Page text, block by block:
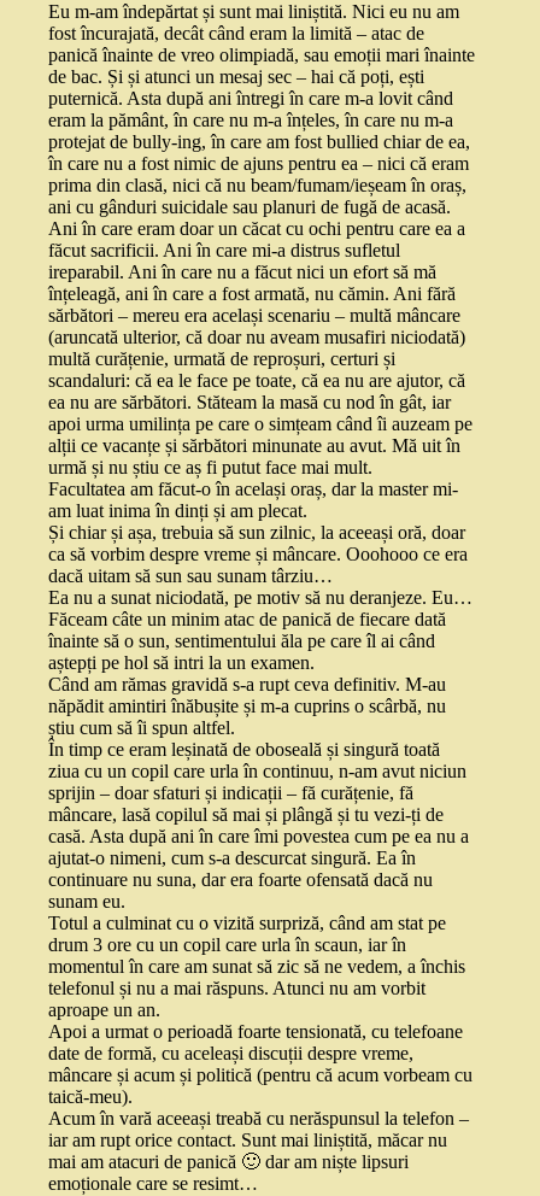
Eu m-am îndepărtat și sunt mai liniștită. Nici eu nu am
fost încurajată, decât când eram la limită – atac de
panică înainte de vreo olimpiadă, sau emoții mari înainte
de bac. Și și atunci un mesaj sec – hai că poți, ești
puternică. Asta după ani întregi în care m-a lovit când
eram la pământ, în care nu m-a înțeles, în care nu m-a
protejat de bully-ing, în care am fost bullied chiar de ea,
în care nu a fost nimic de ajuns pentru ea – nici că eram
prima din clasă, nici că nu beam/fumam/ieșeam în oraș,
ani cu gânduri suicidale sau planuri de fugă de acasă.
Ani în care eram doar un căcat cu ochi pentru care ea a
făcut sacrificii. Ani în care mi-a distrus sufletul
ireparabil. Ani în care nu a făcut nici un efort să mă
înțeleagă, ani în care a fost armată, nu cămin. Ani fără
sărbători – mereu era același scenariu – multă mâncare
(aruncată ulterior, că doar nu aveam musafiri niciodată)
multă curățenie, urmată de reproșuri, certuri și
scandaluri: că ea le face pe toate, că ea nu are ajutor, că
ea nu are sărbători. Stăteam la masă cu nod în gât, iar
apoi urma umilința pe care o simțeam când îi auzeam pe
alții ce vacanțe și sărbători minunate au avut. Mă uit în
urmă și nu știu ce aș fi putut face mai mult.
Facultatea am făcut-o în același oraș, dar la master mi-
am luat inima în dinți și am plecat.
Și chiar și așa, trebuia să sun zilnic, la aceeași oră, doar
ca să vorbim despre vreme și mâncare. Ooohooo ce era
dacă uitam să sun sau sunam târziu…
Ea nu a sunat niciodată, pe motiv să nu deranjeze. Eu…
Făceam câte un minim atac de panică de fiecare dată
înainte să o sun, sentimentului ăla pe care îl ai când
aștepți pe hol să intri la un examen.
Când am rămas gravidă s-a rupt ceva definitiv. M-au
năpădit amintiri înăbușite și m-a cuprins o scârbă, nu
știu cum să îi spun altfel.
În timp ce eram leșinată de oboseală și singură toată
ziua cu un copil care urla în continuu, n-am avut niciun
sprijin – doar sfaturi și indicații – fă curățenie, fă
mâncare, lasă copilul să mai și plângă și tu vezi-ți de
casă. Asta după ani în care îmi povestea cum pe ea nu a
ajutat-o nimeni, cum s-a descurcat singură. Ea în
continuare nu suna, dar era foarte ofensată dacă nu
sunam eu.
Totul a culminat cu o vizită surpriză, când am stat pe
drum 3 ore cu un copil care urla în scaun, iar în
momentul în care am sunat să zic să ne vedem, a închis
telefonul și nu a mai răspuns. Atunci nu am vorbit
aproape un an.
Apoi a urmat o perioadă foarte tensionată, cu telefoane
date de formă, cu aceleași discuții despre vreme,
mâncare și acum și politică (pentru că acum vorbeam cu
taică-meu).
Acum în vară aceeași treabă cu nerăspunsul la telefon –
iar am rupt orice contact. Sunt mai liniștită, măcar nu
mai am atacuri de panică 🙂 dar am niște lipsuri
emoționale care se resimt…